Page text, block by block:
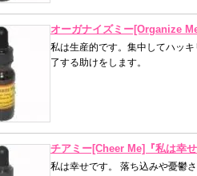
オーガナイズミー[Organize
私は生産的です。集中してハッ
了する助けをします。
チアミー[Cheer Me]『私は幸せ
私は幸せです。 落ち込みや憂鬱